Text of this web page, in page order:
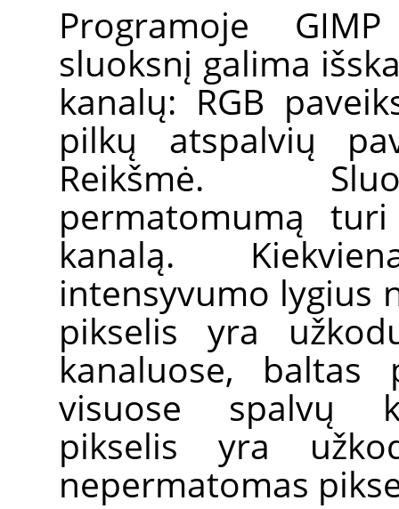
Programoje
sluoksnį galima
kanalų: RGB
pilkų atspalvių
Reikšmė.
permatomumą
kanalą.
intensyvumo lygius
pikselis yra
kanaluose, baltas
visuose spalvų
pikselis yra
nepermatomas